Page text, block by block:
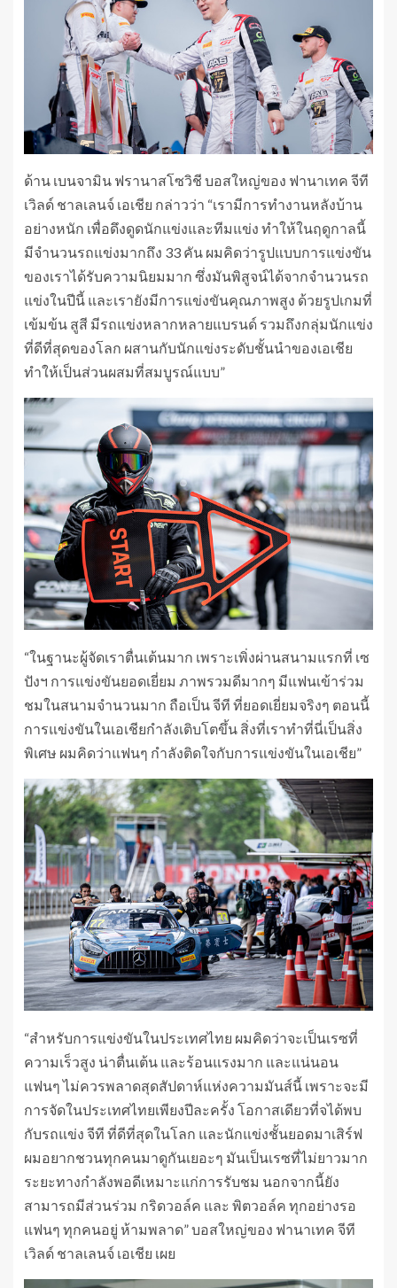
ด้าน เบนจามิน ฟรานาสโซวิชี บอสใหญ่ของ ฟานาเทค จีที
เวิลด์ ชาลเลนจ์ เอเชีย กล่าวว่า “เรามีการทำงานหลังบ้าน
อย่างหนัก เพื่อดึงดูดนักแข่งและทีมแข่ง ทำให้ในฤดูกาลนี้
มีจำนวนรถแข่งมากถึง 33 คัน ผมคิดว่ารูปแบบการแข่งขัน
ของเราได้รับความนิยมมาก ซึ่งมันพิสูจน์ได้จากจำนวนรถ
แข่งในปีนี้ และเรายังมีการแข่งขันคุณภาพสูง ด้วยรูปเกมที่
เข้มข้น สูสี มีรถแข่งหลากหลายแบรนด์ รวมถึงกลุ่มนักแข่ง
ที่ดีที่สุดของโลก ผสานกับนักแข่งระดับชั้นนำของเอเชีย
ทำให้เป็นส่วนผสมที่สมบูรณ์แบบ”
“ในฐานะผู้จัดเราตื่นเต้นมาก เพราะเพิ่งผ่านสนามแรกที่ เซ
ปังฯ การแข่งขันยอดเยี่ยม ภาพรวมดีมากๆ มีแฟนเข้าร่วม
ชมในสนามจำนวนมาก ถือเป็น จีที ที่ยอดเยี่ยมจริงๆ ตอนนี้
การแข่งขันในเอเชียกำลังเติบโตขึ้น สิ่งที่เราทำที่นี่เป็นสิ่ง
พิเศษ ผมคิดว่าแฟนๆ กำลังติดใจกับการแข่งขันในเอเชีย”
“สำหรับการแข่งขันในประเทศไทย ผมคิดว่าจะเป็นเรซที่
ความเร็วสูง น่าตื่นเต้น และร้อนแรงมาก และแน่นอน
แฟนๆ ไม่ควรพลาดสุดสัปดาห์แห่งความมันส์นี้ เพราะจะมี
การจัดในประเทศไทยเพียงปีละครั้ง โอกาสเดียวที่จได้พบ
กับรถแข่ง จีที ที่ดีที่สุดในโลก และนักแข่งชั้นยอดมาเสิร์ฟ
ผมอยากชวนทุกคนมาดูกันเยอะๆ มันเป็นเรซที่ไม่ยาวมาก
ระยะทางกำลังพอดีเหมาะแก่การรับชม นอกจากนี้ยัง
สามารถมีส่วนร่วม กริดวอล์ค และ พิตวอล์ค ทุกอย่างรอ
แฟนๆ ทุกคนอยู่ ห้ามพลาด” บอสใหญ่ของ ฟานาเทค จีที
เวิลด์ ชาลเลนจ์ เอเชีย เผย